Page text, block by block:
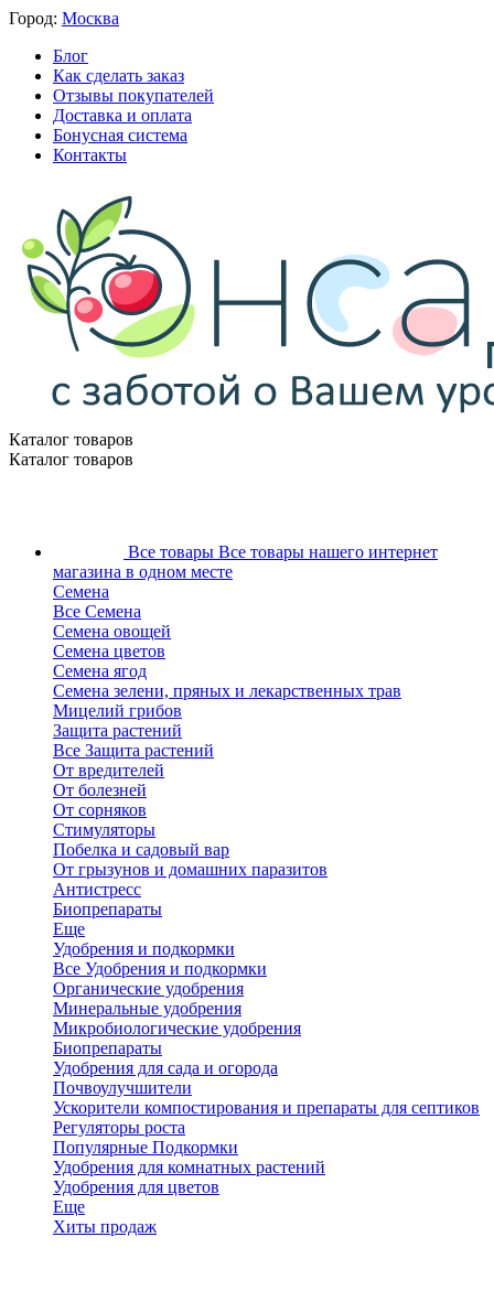
Город: Москва
Блог
Как сделать заказ
Отзывы покупателей
Доставка и оплата
Бонусная система
Контакты
Каталог товаров
Каталог товаров
Все товары Все товары нашего интернет
магазина в одном месте
Семена
Все Семена
Семена овощей
Семена цветов
Семена ягод
Семена зелени, пряных и лекарственных трав
Мицелий грибов
Защита растений
Все Защита растений
От вредителей
От болезней
От сорняков
Стимуляторы
Побелка и садовый вар
От грызунов и домашних паразитов
Антистресс
Биопрепараты
Еще
Удобрения и подкормки
Все Удобрения и подкормки
Органические удобрения
Минеральные удобрения
Микробиологические удобрения
Биопрепараты
Удобрения для сада и огорода
Почвоулучшители
Ускорители компостирования и препараты для септиков
Регуляторы роста
Популярные Подкормки
Удобрения для комнатных растений
Удобрения для цветов
Еще
Хиты продаж